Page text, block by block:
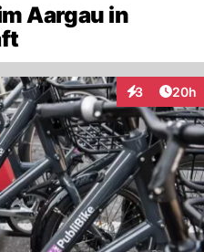
Aargau in
3
Interaktionen
20h